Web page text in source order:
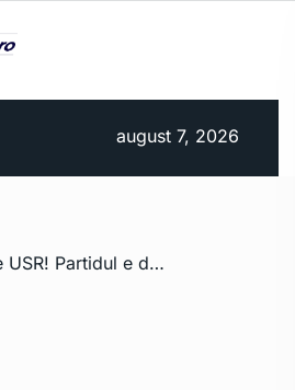
august 7, 2026
/ Se lasă bezna peste USR! Partidul e dat în judecată pentru că nu și-a achitat factura la energie electrică. La cât se ridică datoria